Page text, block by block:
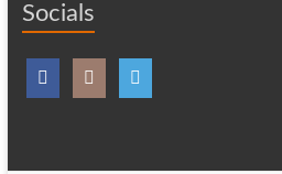
Socials